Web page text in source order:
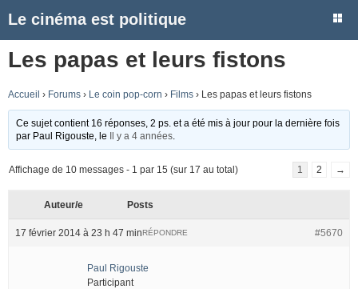
Le cinéma est politique
Les papas et leurs fistons
Accueil › Forums › Le coin pop-corn › Films › Les papas et leurs fistons
Ce sujet contient 16 réponses, 2 ps. et a été mis à jour pour la dernière fois
par Paul Rigouste , le Il y a 4 années
Affichage de 10 messages - 1 par 15 (sur 17 au total) 1 2 →
Auteur/e Posts
17 février 2014 à 23 h 47 min #5670
RÉPONDRE
Paul Rigouste
Participant